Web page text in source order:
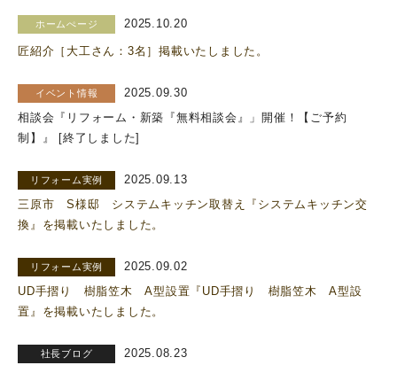
ホームぺージ 2025.10.20
匠紹介［大工さん：3名］掲載いたしました。
イベント情報
2025.09.30
相談会『リフォーム・新築『無料相談会』」開催！【ご予約
制】』 [終了しました]
リフォーム実例
2025.09.13
三原市 S様邸 システムキッチン取替え『システムキッチン交
換』を掲載いたしました。
リフォーム実例
2025.09.02
UD手摺り 樹脂笠木 A型設置『UD手摺り 樹脂笠木 A型設
置』を掲載いたしました。
社長ブログ 2025.08.23